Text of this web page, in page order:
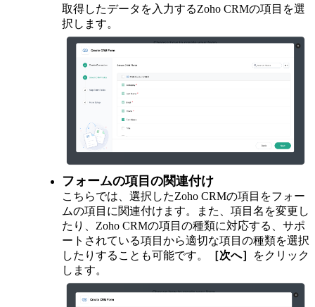
取得したデータを入力するZoho CRMの項目を選
択します。
フォームの項目の関連付け
こちらでは、選択したZoho CRMの項目をフォー
ムの項目に関連付けます。また、項目名を変更し
たり、Zoho CRMの項目の種類に対応する、サポ
ートされている項目から適切な項目の種類を選択
したりすることも可能です。
［次へ］
をクリック
します。